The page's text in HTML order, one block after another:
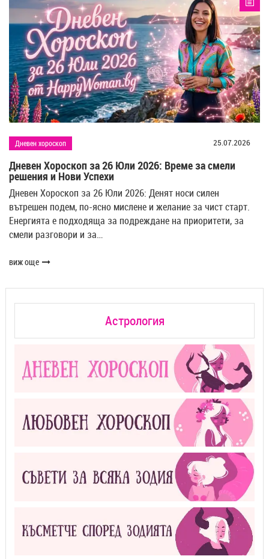
Дневен хороскоп 25.07.2026
Дневен Хороскоп за 26 Юли 2026: Време за смели
решения и Нови Успехи
Дневен Хороскоп за 26 Юли 2026: Денят носи силен
вътрешен подем, по-ясно мислене и желание за чист старт.
Енергията е подходяща за подреждане на приоритети, за
смели разговори и за…
виж още
Астрология